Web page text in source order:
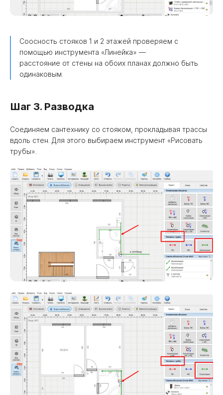
Соосность стояков 1 и 2 этажей проверяем с
помощью инструмента «Линейка» —
расстояние от стены на обоих планах должно быть
одинаковым.
Шаг 3. Разводка
Соединяем сантехнику со стояком, прокладывая трассы
вдоль стен. Для этого выбираем инструмент «Рисовать
трубы».